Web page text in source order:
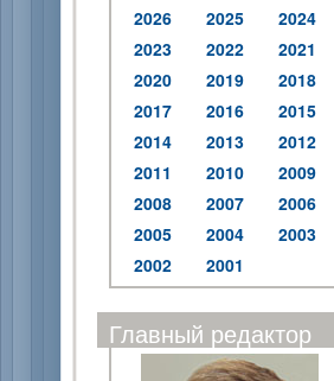
2026 2025
2024
2023
2022
2021
2020
2019
2018
2017
2016
2015
2014
2013
2012
2011
2010
2009
2008
2007
2006
2005
2004
2003
2002
2001
Главный редактор